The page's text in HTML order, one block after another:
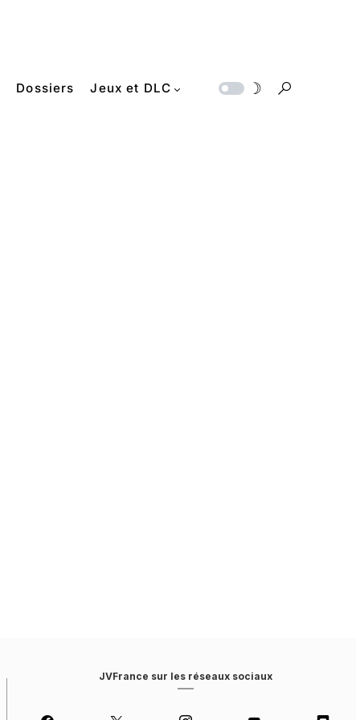
Dossiers Jeux et DLC
JVFrance sur les réseaux sociaux